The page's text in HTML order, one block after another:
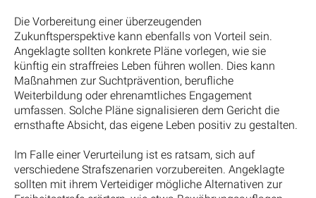
Die Vorbereitung einer überzeugenden
Zukunftsperspektive kann ebenfalls von Vorteil sein.
Angeklagte sollten konkrete Pläne vorlegen, wie sie
künftig ein straffreies Leben führen wollen. Dies kann
Maßnahmen zur Suchtprävention, berufliche
Weiterbildung oder ehrenamtliches Engagement
umfassen. Solche Pläne signalisieren dem Gericht die
ernsthafte Absicht, das eigene Leben positiv zu gestalten.
Im Falle einer Verurteilung ist es ratsam, sich auf
verschiedene Strafszenarien vorzubereiten. Angeklagte
sollten mit ihrem Verteidiger mögliche Alternativen zur